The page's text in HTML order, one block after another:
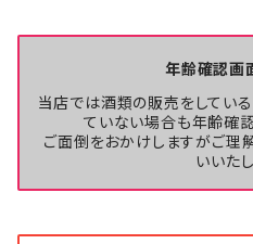
年齢確認画
当店では酒類の販売をしてい
ていない場合も年齢確
ご面倒をおかけしますがご理
いいたし